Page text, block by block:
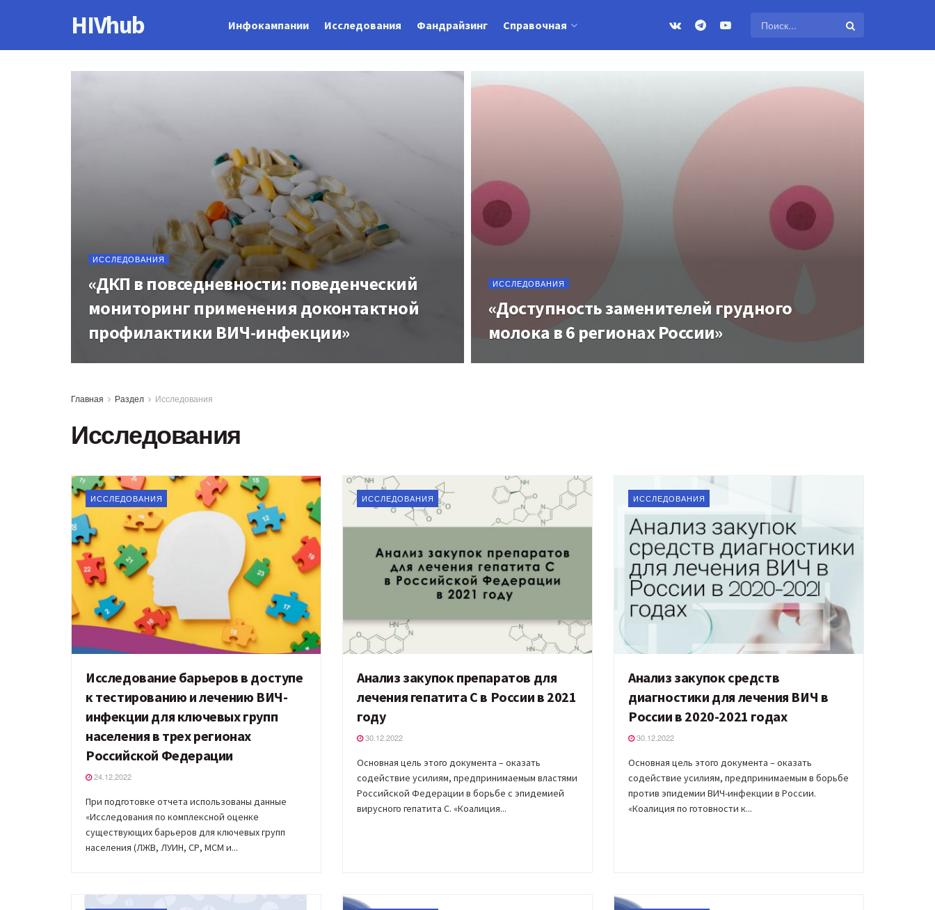
HIVhub Инфокампании Исследования Фандрайзинг Справочная
ИССЛЕДОВАНИЯ
«ДКП в повседневности: поведенческий
мониторинг применения доконтактной
профилактики ВИЧ-инфекции»
ИССЛЕДОВАНИЯ
«Доступность заменителей грудного
молока в 6 регионах России»
Главная Раздел Исследования
Исследования
ИССЛЕДОВАНИЯ
Исследование барьеров в доступе
к тестированию и лечению ВИЧ-
инфекции для ключевых групп
населения в трех регионах
Российской Федерации
24.12.2022
При подготовке отчета использованы данные
«Исследования по комплексной оценке
существующих барьеров для ключевых групп
населения (ЛЖВ, ЛУИН, СР, MСM и...
ИССЛЕДОВАНИЯ
Анализ закупок препаратов для
лечения гепатита С в России в 2021
году
30.12.2022
Основная цель этого документа – оказать
содействие усилиям, предпринимаемым властями
Российской Федерации в борьбе с эпидемией
вирусного гепатита С. «Коалиция...
ИССЛЕДОВАНИЯ
Анализ закупок средств
диагностики для лечения ВИЧ в
России в 2020-2021 годах
30.12.2022
Основная цель этого документа – оказать
содействие усилиям, предпринимаемым в борьбе
против эпидемии ВИЧ-инфекции в России.
«Коалиция по готовности к...